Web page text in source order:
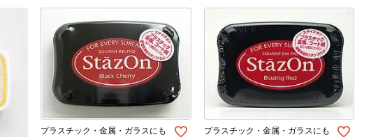
プラスチック・金属・ガラスにも
プラスチック・金属・ガラスにも